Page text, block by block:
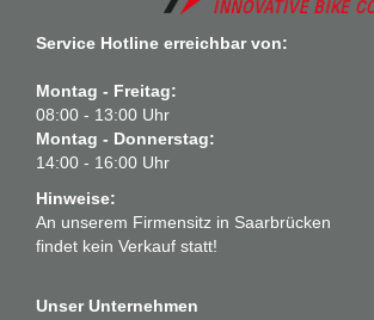
Service Hotline erreichbar von:
Montag - Freitag:
08:00 - 13:00 Uhr
Montag - Donnerstag:
14:00 - 16:00 Uhr
Hinweise:
An unserem Firmensitz in Saarbrücken
findet kein Verkauf statt!
Unser Unternehmen